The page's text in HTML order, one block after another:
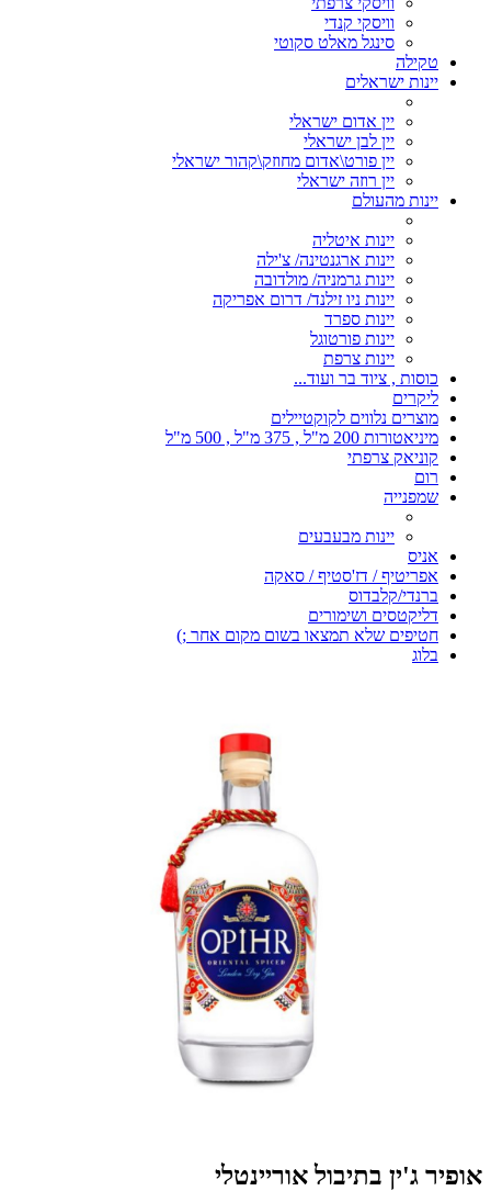
וויסקי קנדי
סינגל מאלט סקוטי
טקילה
יינות ישראלים
יין אדום ישראלי
יין לבן ישראלי
יין פורט\אדום מחוזק\קהור ישראלי
יין רוזה ישראלי
יינות מהעולם
יינות איטליה
יינות ארגנטינה/ צ'ילה
יינות גרמניה/ מולדובה
יינות ניו זילנד/ דרום אפריקה
יינות ספרד
יינות פורטוגל
יינות צרפת
כוסות , ציוד בר ועוד...
ליקרים
מוצרים נלווים לקוקטיילים
מיניאטורות 200 מ"ל , 375 מ"ל , 500 מ"ל
קוניאק צרפתי
רום
שמפנייה
יינות מבעבעים
אניס
אפריטיף / דז'סטיף / סאקה
ברנדי/קלבדוס
דליקטסים ושימורים
חטיפים שלא תמצאו בשום מקום אחר ;)
בלוג
אופיר ג'ין בתיבול אוריינטלי